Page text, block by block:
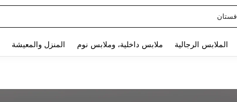
فستان
الملابس الرجالية ملابس داخلية، وملابس نوم المنزل والمعيشة